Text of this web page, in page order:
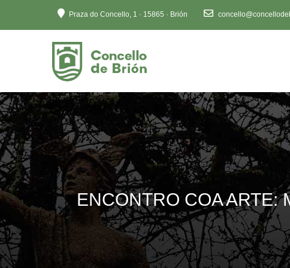
web
inclúe
un
sistema
de
accesibilidade.
Preme
Control-
para
axustar
o
Praza do Concello, 1 · 15865 · Brión
ENCONTRO COA ARTE: